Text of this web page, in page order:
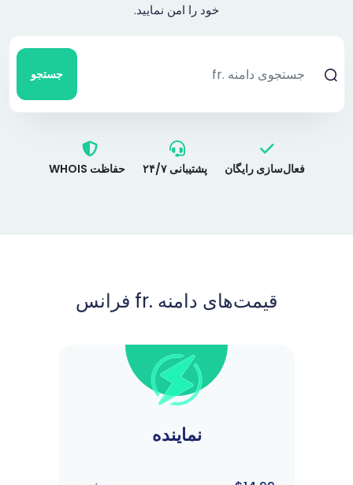
خود را امن نمایید.
جستجو
فعال‌سازی رایگان پشتیبانی ۲۴/۷ حفاظت WHOIS
قیمت‌های دامنه .fr فرانس
نماینده